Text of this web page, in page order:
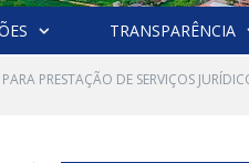
TRANSPARÊNCIA
PRESTAÇÃO DE SERVIÇOS